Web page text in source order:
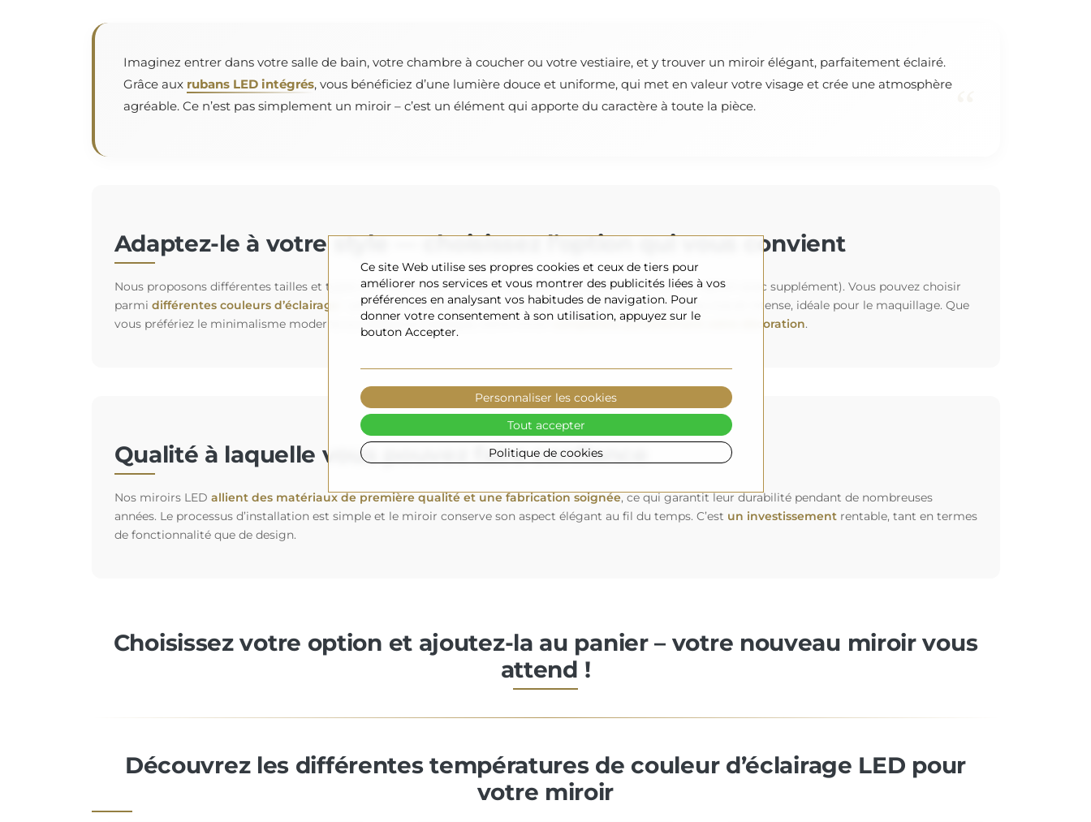
Imaginez entrer dans votre salle de bain, votre chambre à coucher ou votre vestiaire, et y trouver un miroir élégant, parfaitement éclairé.
Grâce aux rubans LED intégrés, vous bénéficiez d’une lumière douce et uniforme, qui met en valeur votre visage et crée une atmosphère
agréable. Ce n’est pas simplement un miroir – c’est un élément qui apporte du caractère à toute la pièce.
Adaptez-le à votre style — choisissez l’option qui vous convient
Nous proposons différentes tailles et types de miroirs pour s’adapter parfaitement à votre intérieur (en option avec supplément). Vous pouvez choisir
parmi différentes couleurs d’éclairage
: une lueur chaude pour une ambiance cosy ou une lumière plus vive et intense, idéale pour le maquillage. Que
vous préfériez le minimalisme moderne ou l’élégance classique, notre miroircomplétera parfaitement votre décoration.
Qualité à laquelle vous pouvez faire confiance
Nos miroirs LED allient des matériaux de première qualité et une fabrication soignée, ce qui garantit leur durabilité pendant de nombreuses
années. Le processus d’installation est simple et le miroir conserve son aspect élégant au fil du temps. C’est un investissementrentable, tant en termes
de fonctionnalité que de design.
Choisissez votre option et ajoutez-la au panier – votre nouveau miroir vous
attend !
Découvrez les différentes températures de couleur d’éclairage LED pour
votre miroir
Ce site Web utilise ses propres cookies et ceux de tiers pour
améliorer nos services et vous montrer des publicités liées à vos
préférences en analysant vos habitudes de navigation. Pour
donner votre consentement à son utilisation, appuyez sur le
bouton Accepter.
Politique de cookies
Personnaliser les cookies
Tout accepter